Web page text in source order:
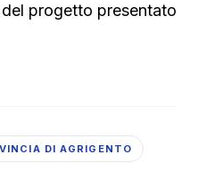
progetto presentato
DI AGRIGENTO